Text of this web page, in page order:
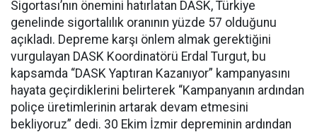
Sigortası’nın önemini hatırlatan DASK, Türkiye
genelinde sigortalılık oranının yüzde 57 olduğunu
açıkladı. Depreme karşı önlem almak gerektiğini
vurgulayan DASK Koordinatörü Erdal Turgut, bu
kapsamda “DASK Yaptıran Kazanıyor” kampanyasını
hayata geçirdiklerini belirterek “Kampanyanın ardından
poliçe üretimlerinin artarak devam etmesini
bekliyoruz” dedi. 30 Ekim İzmir depreminin ardından